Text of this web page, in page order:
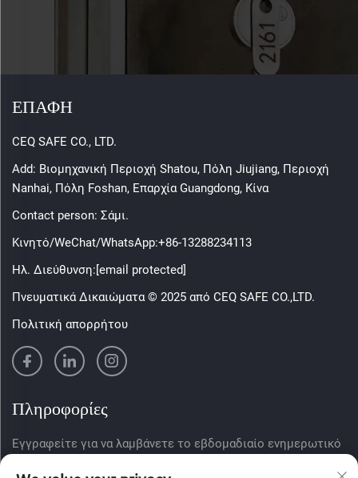
ΕΠΑΦΗ
CEQ SAFE CO., LTD.
Add: Βιομηχανική Περιοχή Shatou, Πόλη Jiujiang, Περιοχή
Nanhai, Πόλη Foshan, Επαρχία Guangdong, Κίνα
Contact person: Σάμι.
Κινητό/WeChat/WhatsApp:+86-13288234113
Ηλ. Διεύθυνση:[email protected]
Πνευματικά Δικαιώματα © 2025 από CEQ SAFE CO.,LTD.
Πολιτική απορρήτου
Πληροφορίες
Εγγραφείτε για να λαμβάνετε το εβδομαδιαίο ενημερωτικό